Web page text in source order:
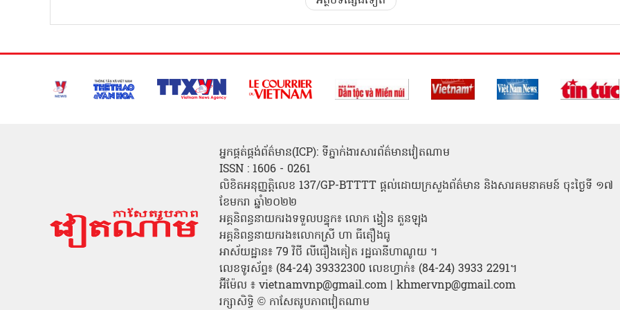
អ្នកផ្គត់ផ្គង់ព័ត៌មាន(ICP): ទីភ្នាក់ងារសារព័ត៌មានវៀតណាម
ISSN : 1606 - 0261
លិខិតអនុញ្ញត្តិលេខ 137/GP-BTTTT ផ្តល់ដោយក្រសួងព័ត៌មាន និងសារគមនាគមន៍ ចុះថ្ងៃទី ១៧
ខែមករា ឆ្នាំ២០២២
អគ្គនិពន្ធនាយករងទទួលបន្ទុក៖ លោក ង្វៀន តួនឡុង
អគ្គនិពន្ធនាយករង៖លោកស្រី ហា ធីតឿងធូ
អាស័យដ្ឋាន៖ 79 វិថី លីធឿងគៀត រដ្ឋធានីហាណូយ ។
លេខទូរស័ព្ទ៖ (84-24) 39332300 លេខហ្វាក់៖ (84-24) 3933 2291។
អ៊ីម៉ែល ៖ vietnamvnp@gmail.com | khmervnp@gmail.com
រក្សាសិទ្ធិ © កាសែតរូបភាពវៀតណាម